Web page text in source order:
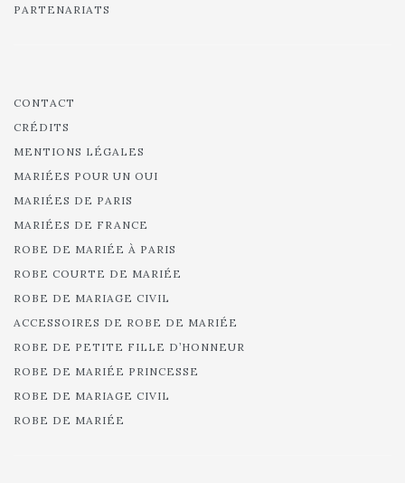
PARTENARIATS
CONTACT
CRÉDITS
MENTIONS LÉGALES
MARIÉES POUR UN OUI
MARIÉES DE PARIS
MARIÉES DE FRANCE
ROBE DE MARIÉE À PARIS
ROBE COURTE DE MARIÉE
ROBE DE MARIAGE CIVIL
ACCESSOIRES DE ROBE DE MARIÉE
ROBE DE PETITE FILLE D’HONNEUR
ROBE DE MARIÉE PRINCESSE
ROBE DE MARIAGE CIVIL
ROBE DE MARIÉE